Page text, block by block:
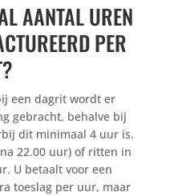
AANTAL UREN
PER
een dagrit wordt er
gebracht, behalve bij
dit minimaal 4 uur is.
22.00 uur) of ritten in
U betaalt voor een
toeslag per uur, maar